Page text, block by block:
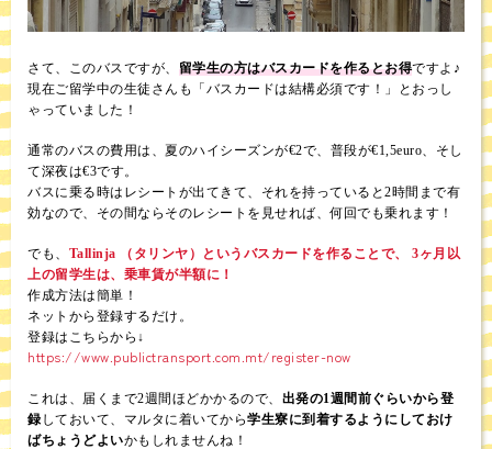
さて、このバスですが、 留学生の方はバスカードを作るとお得ですよ♪
現在ご留学中の生徒さんも「バスカードは結構必須です！」とおっし
ゃっていました！
通常のバスの費用は、夏のハイシーズンが€2で、普段が€1,5euro、そし
て深夜は€3です。
バスに乗る時はレシートが出てきて、それを持っていると2時間まで有
効なので、その間ならそのレシートを見せれば、何回でも乗れます！
でも、 Tallinja （タリンヤ）というバスカードを作ることで、 3ヶ月以
上の留学生は、乗車賃が半額に！
作成方法は簡単！
ネットから登録するだけ。
登録はこちらから↓
https://www.publictransport.com.mt/register-now
これは、届くまで2週間ほどかかるので、 出発の1週間前ぐらいから登
録しておいて、マルタに着いてから学生寮に到着するようにしておけ
ばちょうどよいかもしれませんね！